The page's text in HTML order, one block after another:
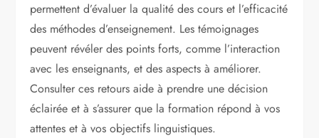
permettent d’évaluer la qualité des cours et l’efficacité
des méthodes d’enseignement. Les témoignages
peuvent révéler des points forts, comme l’interaction
avec les enseignants, et des aspects à améliorer.
Consulter ces retours aide à prendre une décision
éclairée et à s’assurer que la formation répond à vos
attentes et à vos objectifs linguistiques.